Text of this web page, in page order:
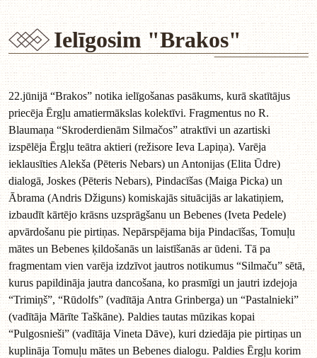
Ielīgosim "Brakos"
22.jūnijā “Brakos” notika ielīgošanas pasākums, kurā skatītājus
priecēja Ērgļu amatiermākslas kolektīvi. Fragmentus no R.
Blaumaņa “Skroderdienām Silmačos” atraktīvi un azartiski
izspēlēja Ērgļu teātra aktieri (režisore Ieva Lapiņa). Varēja
ieklausīties Alekša (Pēteris Nebars) un Antonijas (Elita Ūdre)
dialogā, Joskes (Pēteris Nebars), Pindacīšas (Maiga Picka) un
Ābrama (Andris Džiguns) komiskajās situācijās ar lakatiņiem,
izbaudīt kārtējo krāsns uzsprāgšanu un Bebenes (Iveta Pedele)
apvārdošanu pie pirtiņas. Nepārspējama bija Pindacīšas, Tomuļu
mātes un Bebenes ķildošanās un laistīšanās ar ūdeni. Tā pa
fragmentam vien varēja izdzīvot jautros notikumus “Silmaču” sētā,
kurus papildināja jautra dancošana, ko prasmīgi un jautri izdejoja
“Trimiņš”, “Rūdolfs” (vadītāja Antra Grinberga) un “Pastalnieki”
(vadītāja Mārīte Taškāne). Paldies tautas mūzikas kopai
“Pulgosnieši” (vadītāja Vineta Dāve), kuri dziedāja pie pirtiņas un
kuplināja Tomuļu mātes un Bebenes dialogu. Paldies Ērgļu korim